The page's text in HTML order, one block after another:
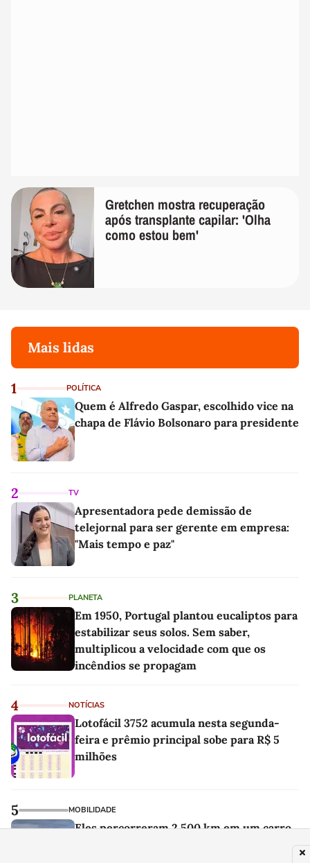
Gretchen mostra recuperação
após transplante capilar: 'Olha
como estou bem'
Mais lidas
1 POLÍTICA
Quem é Alfredo Gaspar, escolhido vice na
chapa de Flávio Bolsonaro para presidente
2 TV
Apresentadora pede demissão de
telejornal para ser gerente em empresa:
"Mais tempo e paz"
3 PLANETA
Em 1950, Portugal plantou eucaliptos para
estabilizar seus solos. Sem saber,
multiplicou a velocidade com que os
incêndios se propagam
4 NOTÍCIAS
Lotofácil 3752 acumula nesta segunda-
feira e prêmio principal sobe para R$ 5
milhões
5 MOBILIDADE
Eles percorreram 2.500 km em um carro